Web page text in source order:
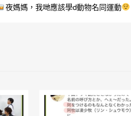
夜媽媽，我哋應該學d動物名同運動